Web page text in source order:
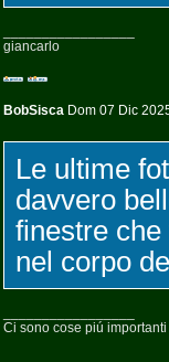
giancarlo
BobSisca Dom 07 Dic
Le ultime
davvero
finestre
nel corpo
Ci sono cose piú